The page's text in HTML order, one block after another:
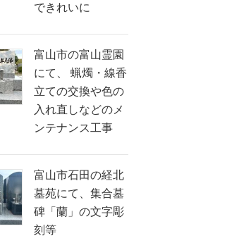
できれいに
富山市の富山霊園
にて、 蝋燭・線香
立ての交換や色の
入れ直しなどのメ
ンテナンス工事
富山市石田の経北
墓苑にて、集合墓
碑「蘭」の文字彫
刻等